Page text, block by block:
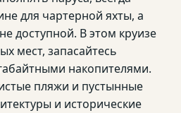
для чартерной яхты, а
доступной. В этом круизе
мест, запасайтесь
накопителями.
пляжи и пустынные
и исторические